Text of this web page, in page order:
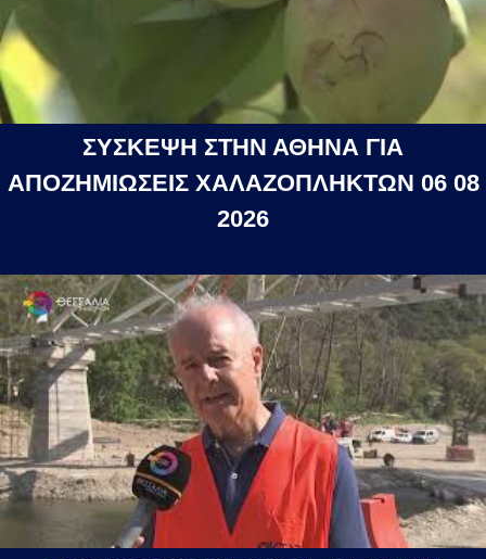
ΣΥΣΚΕΨΗ ΣΤΗΝ ΑΘΗΝΑ ΓΙΑ
ΑΠΟΖΗΜΙΩΣΕΙΣ ΧΑΛΑΖΟΠΛΗΚΤΩΝ 06 08
2026